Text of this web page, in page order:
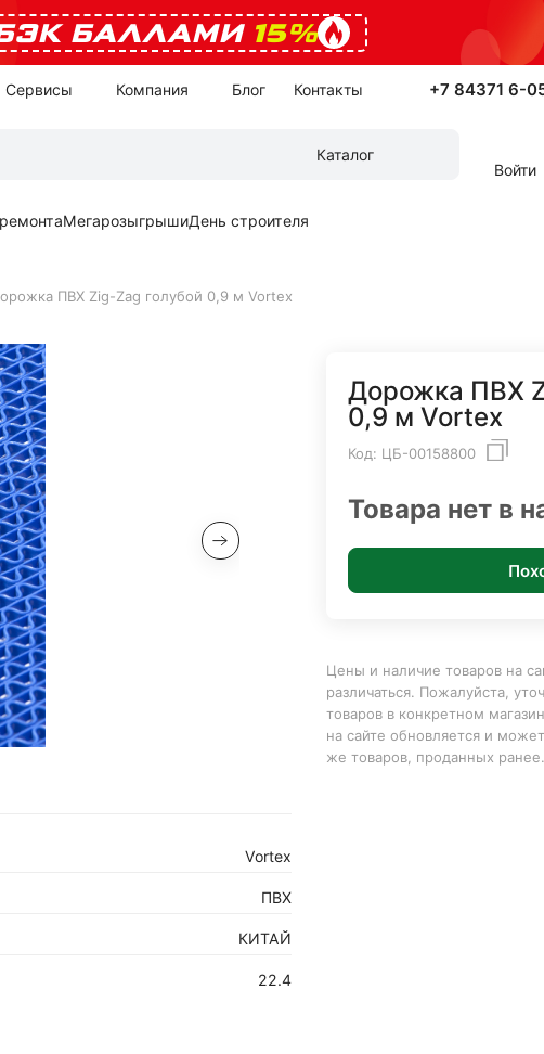
БАЛЛАМИ 15%
Сервисы Компания Блог Контакты +7 84371 6-
Каталог
Войти
МегарозыгрышиДень строителя
ПВХ Zig-Zag голубой 0,9 м Vortex
Vortex
ПВХ
КИТАЙ
22.4
Дорожка ПВХ
0,9 м Vortex
Код: ЦБ-00158800
Товара нет в
Цены и наличие товаров на
различаться. Пожалуйста,
товаров в конкретном
на сайте обновляется и
же товаров, проданных ранее.